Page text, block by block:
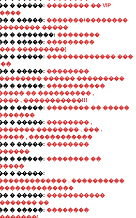
� �����: �������� �� VIP
� �����: �������/��������
�����
� �������: ��������
� �����: ���������
���������)
� �����: ������������� ���
� �����: ��������
������ ���������
� �����: �����������
�� ���������� ,
, �����������!!!
� �����: �������� �� �����
� �����: �������� ,
�������� , ��� .
, ������������
� �����: ��������
� �����: �������� ��
� �����:
, ����������
� �����: �����������
��
� �����: ��������